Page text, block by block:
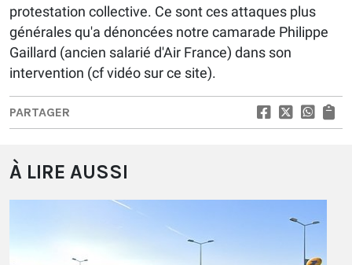
protestation collective. Ce sont ces attaques plus
générales qu'a dénoncées notre camarade Philippe
Gaillard (ancien salarié d'Air France) dans son
intervention (cf vidéo sur ce site).
PARTAGER
À LIRE AUSSI